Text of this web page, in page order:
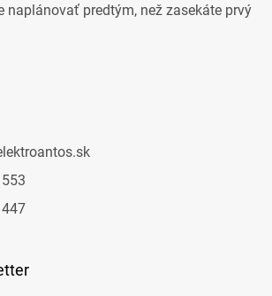
naplánovať predtým, než zasekáte prvý